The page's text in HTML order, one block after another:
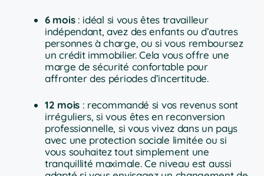
6 mois: idéal si vous êtes travailleur
indépendant, avez des enfants ou d’autres
personnes à charge, ou si vous remboursez
un crédit immobilier. Cela vous offre une
marge de sécurité confortable pour
affronter des périodes d’incertitude.
12 mois : recommandé si vos revenus sont
irréguliers, si vous êtes en reconversion
professionnelle, si vous vivez dans un pays
avec une protection sociale limitée ou si
vous souhaitez tout simplement une
tranquillité maximale. Ce niveau est aussi